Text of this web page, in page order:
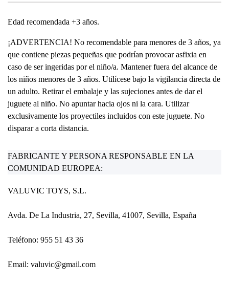
Edad recomendada +3 años.
¡ADVERTENCIA! No recomendable para menores de 3 años, ya
que contiene piezas pequeñas que podrían provocar asfixia en
caso de ser ingeridas por el niño/a. Mantener fuera del alcance de
los niños menores de 3 años. Utilícese bajo la vigilancia directa de
un adulto. Retirar el embalaje y las sujeciones antes de dar el
juguete al niño. No apuntar hacia ojos ni la cara. Utilizar
exclusivamente los proyectiles incluidos con este juguete. No
disparar a corta distancia.
FABRICANTE Y PERSONA RESPONSABLE EN LA
COMUNIDAD EUROPEA:
VALUVIC TOYS, S.L.
Avda. De La Industria, 27, Sevilla, 41007, Sevilla, España
Teléfono: 955 51 43 36
Email: valuvic@gmail.com